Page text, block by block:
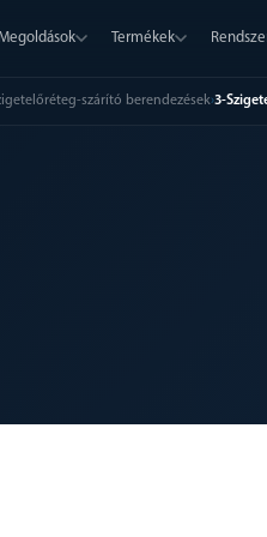
Termékek
szárító berendezések›3-